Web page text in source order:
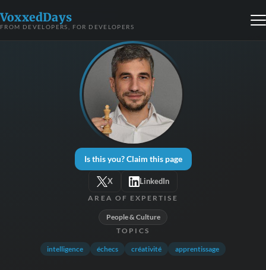
VoxxedDays
FROM DEVELOPERS, FOR DEVELOPERS
Is this you? Claim this page
X LinkedIn
AREA OF EXPERTISE
People & Culture
TOPICS
intelligence échecs créativité apprentissage